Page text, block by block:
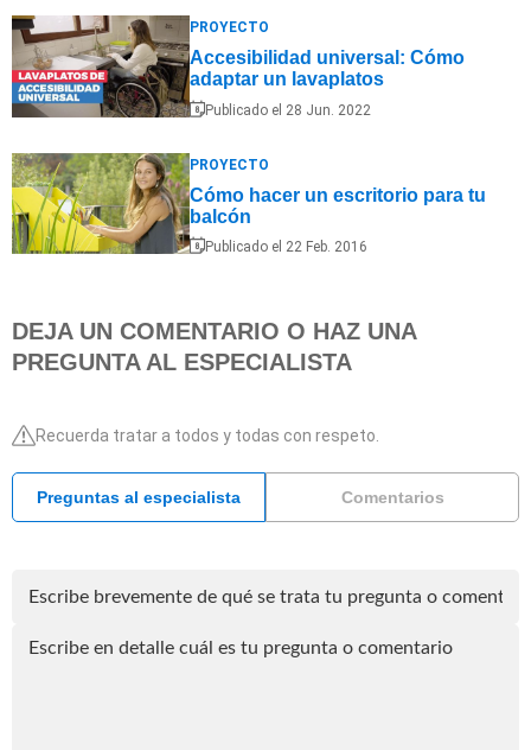
PROYECTO
Accesibilidad universal: Cómo
adaptar un lavaplatos
Publicado el 28 Jun. 2022
PROYECTO
Cómo hacer un escritorio para tu
balcón
Publicado el 22 Feb. 2016
DEJA UN COMENTARIO O HAZ UNA
PREGUNTA AL ESPECIALISTA
Recuerda tratar a todos y todas con respeto.
Preguntas al especialista Comentarios